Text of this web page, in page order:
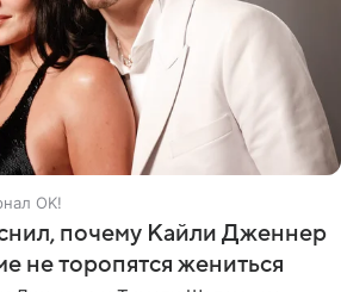
OK!
почему Кайли Дженнер
не торопятся жениться